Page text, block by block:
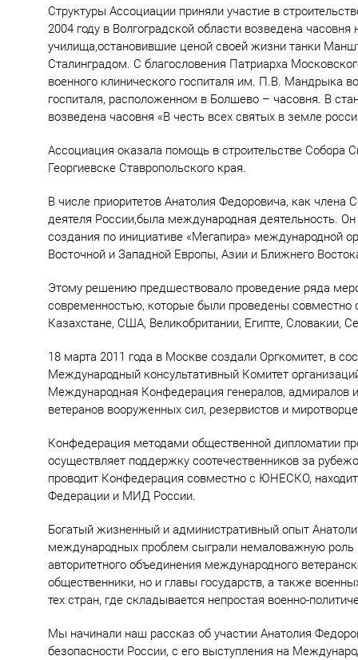
Структуры Ассоциации приняли участие в
2004 году в Волгоградской области возведена
училища,остановившие ценой своей жизни танки
Сталинградом. С благословения Патриарха
военного клинического госпиталя им. П.В. Мандрыка
госпиталя, расположенном в Болшево – часовня. В
возведена часовня «В честь всех святых в земле
Ассоциация оказала помощь в строительстве Собора
Георгиевске Ставропольского края.
В числе приоритетов Анатолия Федоровича, как члена
деятеля России,была международная деятельность.
создания по инициативе «Мегапира» международной
Восточной и Западной Европы, Азии и Ближнего
Этому решению предшествовало проведение ряда
современностью, которые были проведены совместно
Казахстане, США, Великобритании, Египте, Словакии,
18 марта 2011 года в Москве создали Оргкомитет, в
Международный консультативный Комитет
Международная Конфедерация генералов, адмиралов
ветеранов вооруженных сил, резервистов и
Конфедерация методами общественной дипломатии
осуществляет поддержку соотечественников за
проводит Конфедерация совместно с ЮНЕСКО,
Федерации и МИД России.
Богатый жизненный и административный опыт
международных проблем сыграли немаловажную роль
авторитетного объединения международного
общественники, но и главы государств, а также
тех стран, где складывается непростая военно-
Мы начинали наш рассказ об участии Анатолия
безопасности России, с его выступления на